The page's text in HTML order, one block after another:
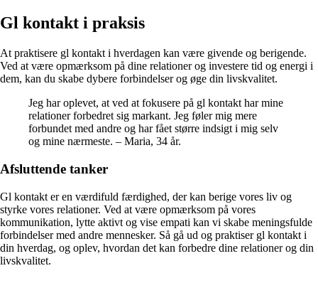
Gl kontakt i praksis
At praktisere gl kontakt i hverdagen kan være givende og berigende.
Ved at være opmærksom på dine relationer og investere tid og energi i
dem, kan du skabe dybere forbindelser og øge din livskvalitet.
Jeg har oplevet, at ved at fokusere på gl kontakt har mine
relationer forbedret sig markant. Jeg føler mig mere
forbundet med andre og har fået større indsigt i mig selv
og mine nærmeste. – Maria, 34 år.
Afsluttende tanker
Gl kontakt er en værdifuld færdighed, der kan berige vores liv og
styrke vores relationer. Ved at være opmærksom på vores
kommunikation, lytte aktivt og vise empati kan vi skabe meningsfulde
forbindelser med andre mennesker. Så gå ud og praktiser gl kontakt i
din hverdag, og oplev, hvordan det kan forbedre dine relationer og din
livskvalitet.